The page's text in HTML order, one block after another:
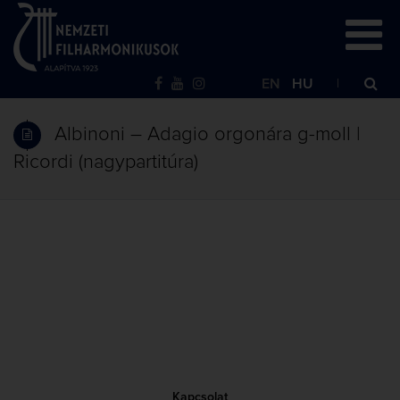
EN HU
Albinoni – Adagio orgonára g-moll |
Ricordi (nagypartitúra)
Kapcsolat